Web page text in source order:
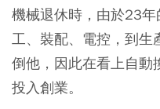
機械退休時，由於23
工、裝配、電控，到生
倒他，因此在看上自動
投入創業。